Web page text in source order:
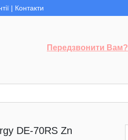
| Контакти
Передзвонити Вам?
DE-70RS Zn